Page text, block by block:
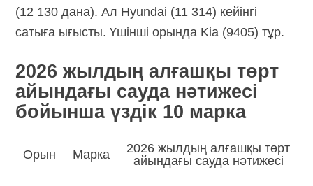
(12 130 дана). Ал Hyundai (11 314) кейінгі
сатыға ығысты. Үшінші орында Kia (9405) тұр.
2026 жылдың алғашқы төрт
айындағы сауда нәтижесі
бойынша үздік 10 марка
Орын Марка
2026 жылдың алғашқы төрт
айындағы сауда нәтижесі